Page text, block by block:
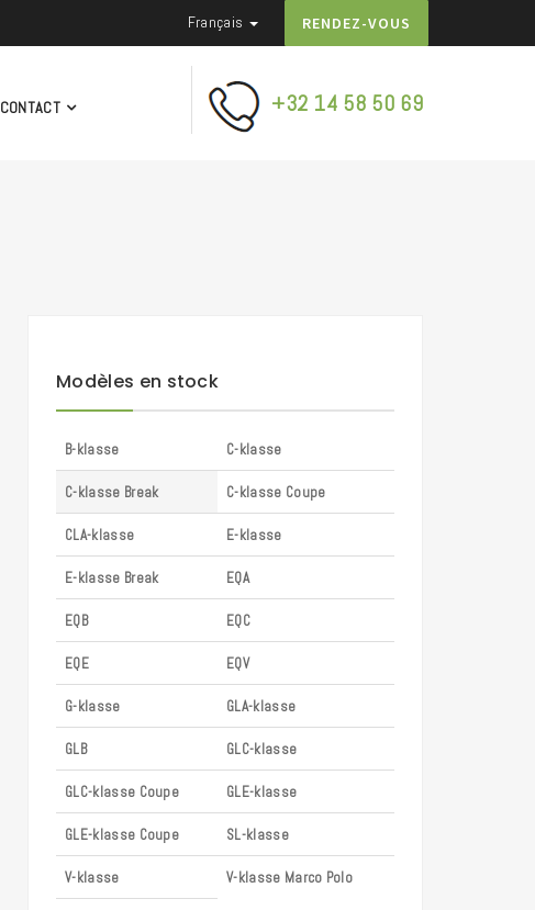
Français RENDEZ-VOUS
CONTACT +32 14 58 50 69
Modèles en stock
B-klasse C-klasse
C-klasse Break C-klasse Coupe
CLA-klasse E-klasse
E-klasse Break EQA
EQB EQC
EQE EQV
G-klasse GLA-klasse
GLB GLC-klasse
GLC-klasse Coupe GLE-klasse
GLE-klasse Coupe SL-klasse
V-klasse V-klasse Marco Polo